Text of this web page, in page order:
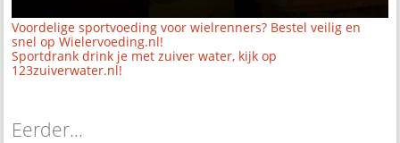
Voordelige sportvoeding voor wielrenners? Bestel veilig en
snel op Wielervoeding.nl!
Sportdrank drink je met zuiver water, kijk op
123zuiverwater.nl!
Eerder...